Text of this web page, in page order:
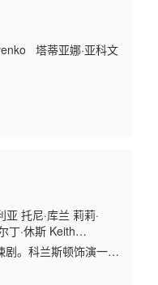
塔蒂亚娜·亚科文
托尼·库兰 莉莉·
丁·休斯 Keith
妮·尼科尔斯-金 弗兰
戴尔 T·C·马特恩 贾
。科兰斯顿饰演一名